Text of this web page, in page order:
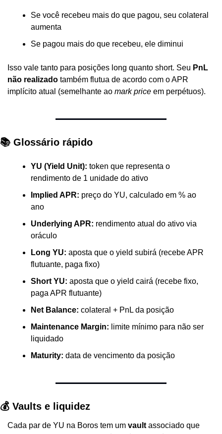
Se você recebeu mais do que pagou, seu colateral
aumenta
Se pagou mais do que recebeu, ele diminui
Isso vale tanto para posições long quanto short. Seu PnL
não realizado também flutua de acordo com o APR
implícito atual (semelhante ao mark price em perpétuos).
📚 Glossário rápido
YU (Yield Unit): token que representa o
rendimento de 1 unidade do ativo
Implied APR: preço do YU, calculado em % ao
ano
Underlying APR: rendimento atual do ativo via
oráculo
Long YU: aposta que o yield subirá (recebe APR
flutuante, paga fixo)
Short YU: aposta que o yield cairá (recebe fixo,
paga APR flutuante)
Net Balance: colateral + PnL da posição
Maintenance Margin: limite mínimo para não ser
liquidado
Maturity: data de vencimento da posição
💰 Vaults e liquidez
Cada par de YU na Boros tem um vault associado que